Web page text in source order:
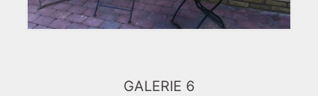
GALERIE 6